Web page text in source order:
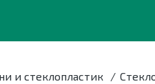
и стеклопластик /